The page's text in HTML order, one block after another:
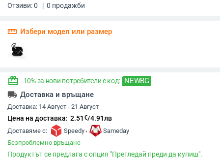
Отзиви:0 | 0 продажби
straighten Избери модел или размер
redeem -10% за нови потребители с код: NEWBG
local_shipping Доставка и връщане
Доставка: 14 Август - 21 Август
Цена на доставка: 2.51€/4.91лв
Доставяме с: Speedy ,
Sameday
Безпроблемно връщане
Продуктът се предлага с опция "Прегледай преди да купиш".